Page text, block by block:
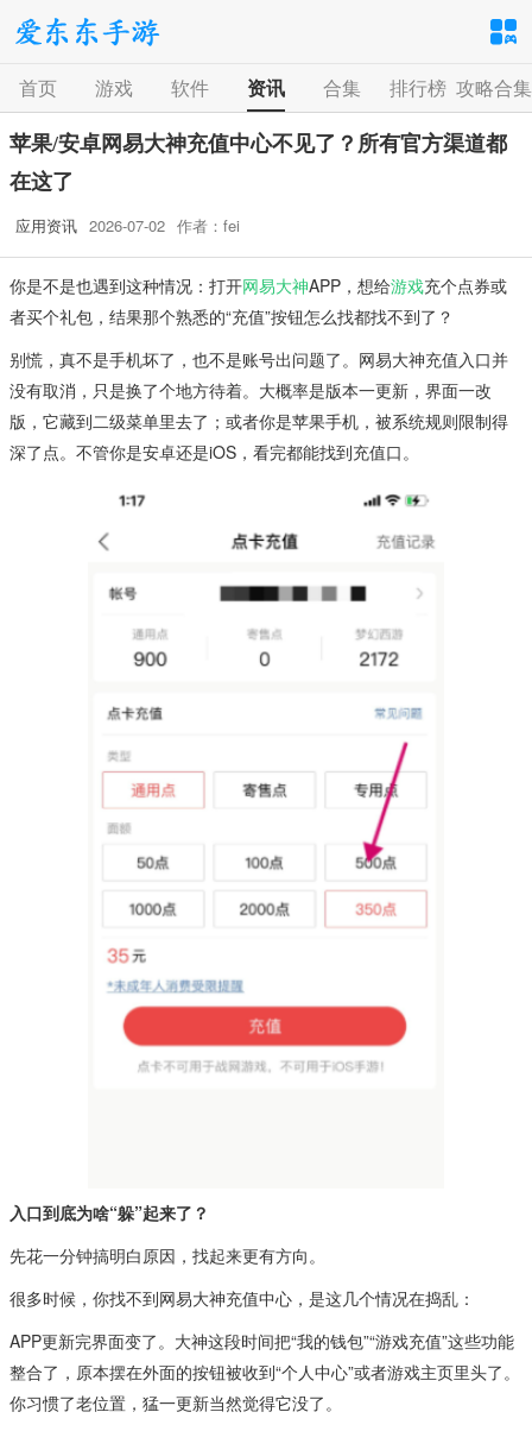
手游分类 应用分类
卡牌回合
1百+款手游
休闲益智
角色扮演
飞行射击
1百+款手游
动作格斗
1百+款手游
策略塔防
1百+款手游
体育竞速
1百+款手游
冒险解谜
1百+款手游
模拟经营
1百+款手游
音乐舞蹈
儿童教育
首页 游戏 软件 资讯 合集 排行榜 攻略合集
苹果/安卓网易大神充值中心不见了？所有官方渠道都
在这了
应用资讯 2026-07-02 作者：fei
你是不是也遇到这种情况：打开网易大神APP，想给游戏充个点券或
者买个礼包，结果那个熟悉的“充值”按钮怎么找都找不到了？
别慌，真不是手机坏了，也不是账号出问题了。网易大神充值入口并
没有取消，只是换了个地方待着。大概率是版本一更新，界面一改
版，它藏到二级菜单里去了；或者你是苹果手机，被系统规则限制得
深了点。不管你是安卓还是iOS，看完都能找到充值口。
入口到底为啥“躲”起来了？
先花一分钟搞明白原因，找起来更有方向。
很多时候，你找不到网易大神充值中心，是这几个情况在捣乱：
APP更新完界面变了。大神这段时间把“我的钱包”“游戏充值”这些功能
整合了，原本摆在外面的按钮被收到“个人中心”或者游戏主页里头了。
你习惯了老位置，猛一更新当然觉得它没了。